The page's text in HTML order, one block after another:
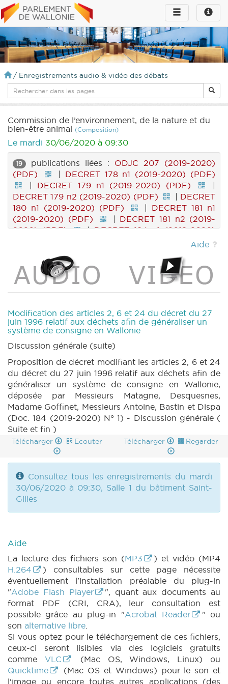
Toggle
infos
Toggle
navigation
/ Enregistrements audio & vidéo des débats
Commission de l’environnement, de la nature et du
bien-être animal (Composition)
Le mardi 30/06/2020 à 09:30
19 publications liées : ODJC 207 (2019-2020)
(PDF)
| DECRET 178 n1 (2019-2020) (PDF)
| DECRET 179 n1 (2019-2020) (PDF)
|
DECRET 179 n2 (2019-2020) (PDF)
| DECRET
180 n1 (2019-2020) (PDF)
| DECRET 181 n1
(2019-2020) (PDF)
| DECRET 181 n2 (2019-
2020) (PDF)
|DECRET 184 n1 (2019-2020)
DECRET 180 n2 (2019-2020) (PDF)
DECRET 179 n3 (2019-2020) (PDF)
|DECRET
178 n2 (2019-2020) (PDF)
|
CRAC 148 (2019-
2020) (PDF)
|MOTION 215 n1 (2019-2020)
|
MOTION 213 n1 (2019-2020) (PDF)
|
CRIC 148 (2019-2020) (PDF)
|BT 207 (2019-
2020) (PDF)
| MOTION 212 n1 (2019-2020)
(PDF)
|
Aide
Modification des articles 2, 6 et 24 du décret du 27
juin 1996 relatif aux déchets afin de généraliser un
système de consigne en Wallonie
Discussion générale (suite)
Proposition de décret modifiant les articles 2, 6 et 24
du décret du 27 juin 1996 relatif aux déchets afin de
généraliser un système de consigne en Wallonie,
déposée par Messieurs Matagne, Desquesnes,
Madame Goffinet, Messieurs Antoine, Bastin et Dispa
(Doc. 184 (2019-2020) N° 1) - Discussion générale (
Suite et fin )
Télécharger Ecouter Télécharger Regarder
Consultez tous les enregistrements du mardi
30/06/2020 à 09:30, Salle 1 du bâtiment Saint-
Gilles
Aide
La lecture des fichiers son (MP3
) et vidéo (MP4
H.264
) consultables sur cette page nécessite
éventuellement l'installation préalable du plug-in
"Adobe Flash Player
", quant aux documents au
format PDF (CRI, CRA), leur consultation est
possible grâce au plug-in "Acrobat Reader
" ou
son alternative libre.
Si vous optez pour le téléchargement de ces fichiers,
ceux-ci seront lisibles via des logiciels gratuits
comme VLC
(Mac OS, Windows, Linux) ou
Quicktime
(Mac OS et Windows) pour le son et
l'image ou encore toutes autres applications (des